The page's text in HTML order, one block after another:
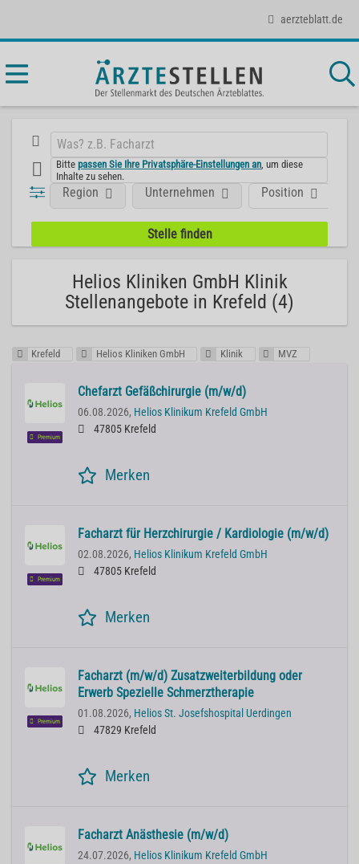
aerzteblatt.de
Bittepassen Sie Ihre Privatsphäre-Einstellungen an , um diese
Inhalte zu sehen.
Position
Region Unternehmen
Helios Kliniken GmbH Klinik
Stellenangebote in Krefeld (4)
Krefeld Helios Kliniken GmbH Klinik MVZ
Premium
Chefarzt Gefäßchirurgie (m/w/d)
06.08.2026, Helios Klinikum Krefeld GmbH
47805 Krefeld
Merken
Premium
Facharzt für Herzchirurgie / Kardiologie (m/w/d)
02.08.2026, Helios Klinikum Krefeld GmbH
47805 Krefeld
Merken
Premium
Facharzt (m/w/d) Zusatzweiterbildung oder
Erwerb Spezielle Schmerztherapie
01.08.2026, Helios St. Josefshospital Uerdingen
47829 Krefeld
Merken
Facharzt Anästhesie (m/w/d)
24.07.2026, Helios Klinikum Krefeld GmbH